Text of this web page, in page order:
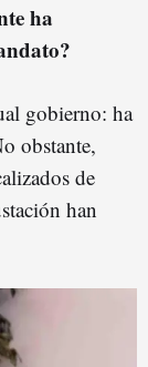
ha
gobierno: ha
obstante,
de
han